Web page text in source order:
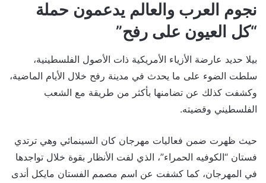
نجوم العرب والعالم يدعمون حملة
“كل العيون على رفح”
بيلا حديد عارضة الأزياء الأمريكية ذات الأصول الفلسطينية،
سلطت الضوء على ما يحدث في مدينة رفح خلال الأيام الماضية،
وكشفت كذلك عن تضامنها بأكثر من طريقة مع الشعب
الفلسطيني وقضيته.
حيث ظهرت ضمن فعاليات مهرجان كان السينمائي وهي ترتدي
فستان “الكوفيه الحمراء”، الذي لفت الأنظار بقوة خلال تواجدها
في المهرجان، كما كشفت عن اسم مصمم الفستان مايكل أندى